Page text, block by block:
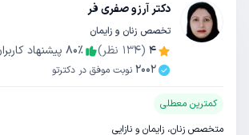
دکتر آرزو صفری فر
تخصص زنان و زایمان
4
(
134 نظر) 80٪
پیشنهاد
2002 نوبت موفق در دکترتو
کمترین معطلی
متخصص زنان، زایمان و نازایی